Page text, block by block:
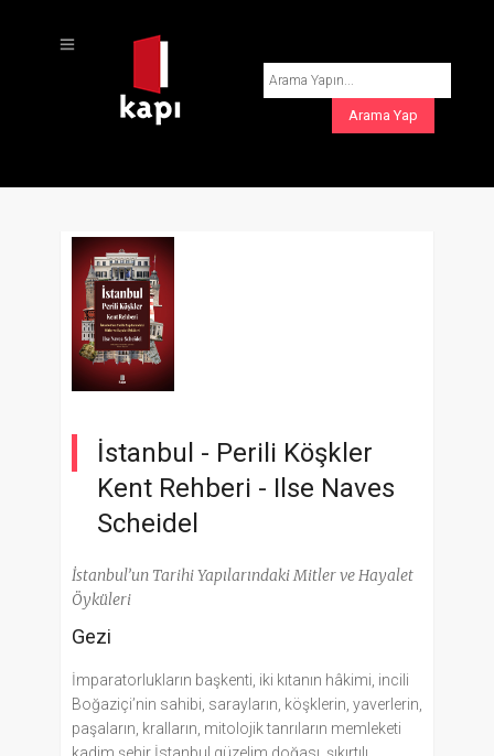
İstanbul - Perili Köşkler
Kent Rehberi - Ilse Naves
Scheidel
İstanbul’un Tarihi Yapılarındaki Mitler ve Hayalet
Öyküleri
Gezi
İmparatorlukların başkenti, iki kıtanın hâkimi, incili
Boğaziçi’nin sahibi, sarayların, köşklerin, yaverlerin,
paşaların, kralların, mitolojik tanrıların memleketi
kadim şehir İstanbul güzelim doğası, şıkırtılı